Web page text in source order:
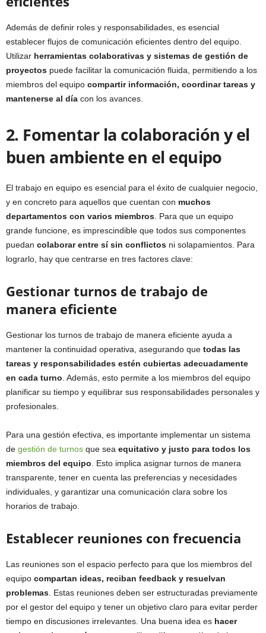
Además de definir roles y responsabilidades, es esencial
establecer flujos de comunicación eficientes dentro del equipo.
Utilizar herramientas colaborativas y sistemas de gestión de
proyectos puede facilitar la comunicación fluida, permitiendo a los
miembros del equipo compartir información, coordinar tareas y
mantenerse al día con los avances.
2. Fomentar la colaboración y el
buen ambiente en el equipo
El trabajo en equipo es esencial para el éxito de cualquier negocio,
y en concreto para aquellos que cuentan con muchos
departamentos con varios miembros . Para que un equipo
grande funcione, es imprescindible que todos sus componentes
puedan colaborar entre sí sin conflictos ni solapamientos. Para
lograrlo, hay que centrarse en tres factores clave:
Gestionar turnos de trabajo de
manera eficiente
Gestionar los turnos de trabajo de manera eficiente ayuda a
mantener la continuidad operativa, asegurando que todas las
tareas y responsabilidades estén cubiertas adecuadamente
en cada turno . Además, esto permite a los miembros del equipo
planificar su tiempo y equilibrar sus responsabilidades personales y
profesionales.
Para una gestión efectiva, es importante implementar un sistema
de gestión de turnos que sea equitativo y justo para todos los
miembros del equipo . Esto implica asignar turnos de manera
transparente, tener en cuenta las preferencias y necesidades
individuales, y garantizar una comunicación clara sobre los
horarios de trabajo.
Establecer reuniones con frecuencia
Las reuniones son el espacio perfecto para que los miembros del
equipo compartan ideas, reciban feedback y resuelvan
problemas . Estas reuniones deben ser estructuradas previamente
por el gestor del equipo y tener un objetivo claro para evitar perder
tiempo en discusiones irrelevantes. Una buena idea es hacer